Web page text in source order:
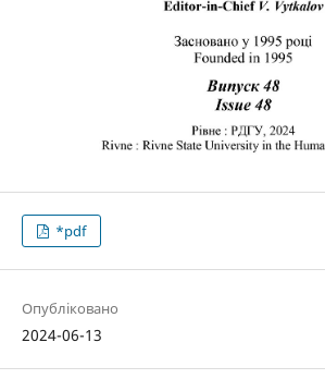
*pdf
Опубліковано
2024-06-13